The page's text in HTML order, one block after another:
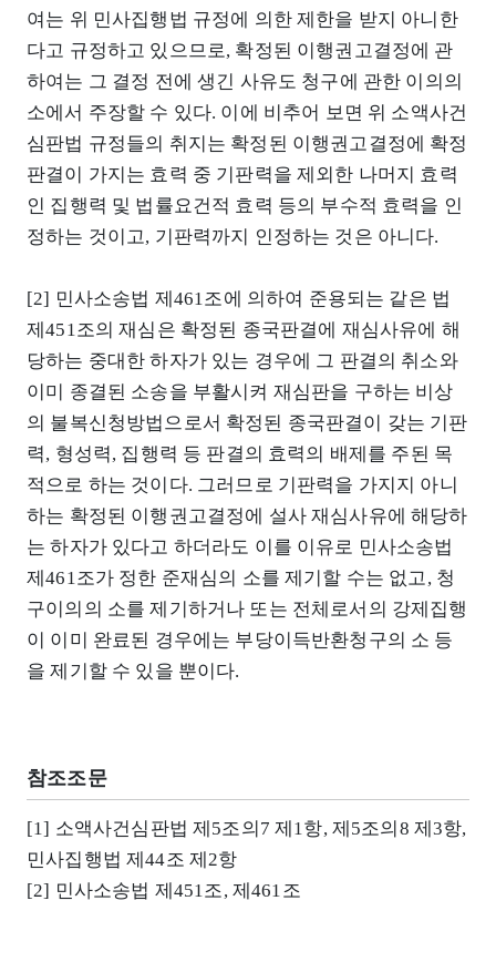
여는 위 민사집행법 규정에 의한 제한을 받지 아니한
다고 규정하고 있으므로, 확정된 이행권고결정에 관
하여는 그 결정 전에 생긴 사유도 청구에 관한 이의의
소에서 주장할 수 있다. 이에 비추어 보면 위 소액사건
심판법 규정들의 취지는 확정된 이행권고결정에 확정
판결이 가지는 효력 중 기판력을 제외한 나머지 효력
인 집행력 및 법률요건적 효력 등의 부수적 효력을 인
정하는 것이고, 기판력까지 인정하는 것은 아니다.
[2] 민사소송법 제461조에 의하여 준용되는 같은 법
제451조의 재심은 확정된 종국판결에 재심사유에 해
당하는 중대한 하자가 있는 경우에 그 판결의 취소와
이미 종결된 소송을 부활시켜 재심판을 구하는 비상
의 불복신청방법으로서 확정된 종국판결이 갖는 기판
력, 형성력, 집행력 등 판결의 효력의 배제를 주된 목
적으로 하는 것이다. 그러므로 기판력을 가지지 아니
하는 확정된 이행권고결정에 설사 재심사유에 해당하
는 하자가 있다고 하더라도 이를 이유로 민사소송법
제461조가 정한 준재심의 소를 제기할 수는 없고, 청
구이의의 소를 제기하거나 또는 전체로서의 강제집행
이 이미 완료된 경우에는 부당이득반환청구의 소 등
을 제기할 수 있을 뿐이다.
참조조문
[1] 소액사건심판법 제5조의7 제1항, 제5조의8 제3항,
민사집행법 제44조 제2항
[2] 민사소송법 제451조, 제461조